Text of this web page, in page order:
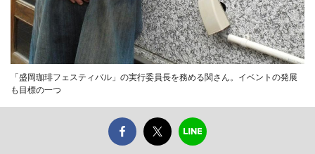
「盛岡珈琲フェスティバル」の実行委員長を務める関さん。イベントの発展
も目標の一つ